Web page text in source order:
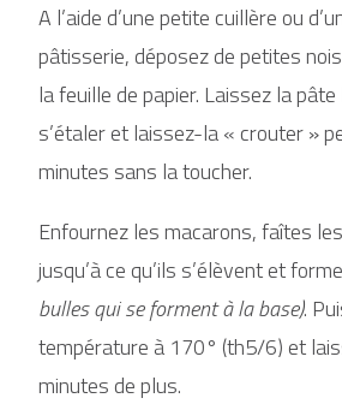
A l’aide d’une petite cuillère ou
pâtisserie, déposez de petites
la feuille de papier. Laissez la
s’étaler et laissez-la « crouter »
minutes sans la toucher.
Enfournez les macarons, faîtes
jusqu’à ce qu’ils s’élèvent et
bulles qui se forment à la base).
température à 170° (th5/6) et
minutes de plus.